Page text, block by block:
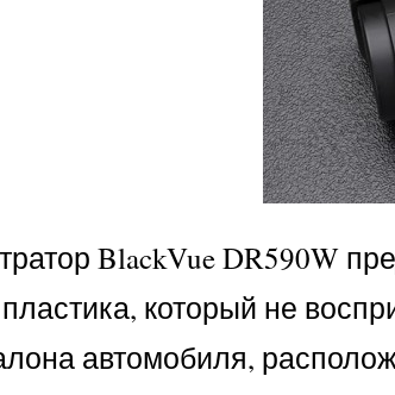
BlackVue DR590W
который не
автомобиля,